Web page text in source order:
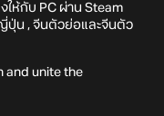
ให้กับ PC ผ่าน Steam
ปุ่น , จีนตัวย่อและจีนตัว
and unite the